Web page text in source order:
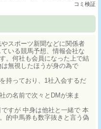
コミ検証
スポーツ新聞などに関係者
いる競馬予想、情報会社な
。何社も会員になった上で結
無視したほうが身の為で
持っており、1社入会するだ
の名前で次々とDMが来ま
すが 中身は他社と一緒で 本
的中馬券も数字抜きと言う偽